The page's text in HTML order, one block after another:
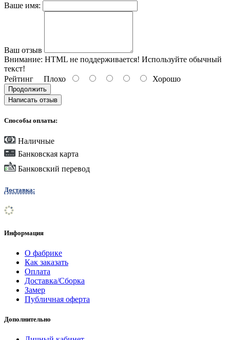
Ваше имя:
Ваш отзыв
Внимание: HTML не поддерживается! Используйте обычный
текст!
Рейтинг Плохо Хорошо
Продолжить
Написать отзыв
Способы оплаты:
Наличные
Банковская карта
Банковский перевод
Доставка:
Информация
О фабрике
Как заказать
Оплата
Доставка/Сборка
Замер
Публичная оферта
Дополнительно